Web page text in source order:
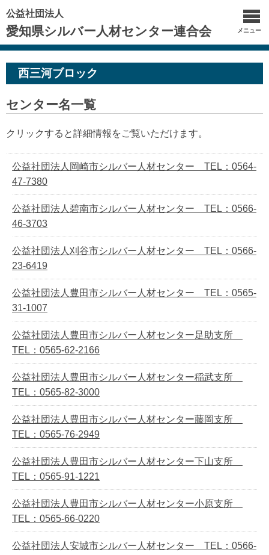
公益社団法人
愛知県シルバー人材センター連合会 メニュー
西三河ブロック
センター名一覧
クリックすると詳細情報をご覧いただけます。
公益社団法人岡崎市シルバー人材センター TEL：0564-
47-7380
公益社団法人碧南市シルバー人材センター TEL：0566-
46-3703
公益社団法人刈谷市シルバー人材センター TEL：0566-
23-6419
公益社団法人豊田市シルバー人材センター TEL：0565-
31-1007
公益社団法人豊田市シルバー人材センター足助支所
TEL：0565-62-2166
公益社団法人豊田市シルバー人材センター稲武支所
TEL：0565-82-3000
公益社団法人豊田市シルバー人材センター藤岡支所
TEL：0565-76-2949
公益社団法人豊田市シルバー人材センター下山支所
TEL：0565-91-1221
公益社団法人豊田市シルバー人材センター小原支所
TEL：0565-66-0220
公益社団法人安城市シルバー人材センター TEL：0566-